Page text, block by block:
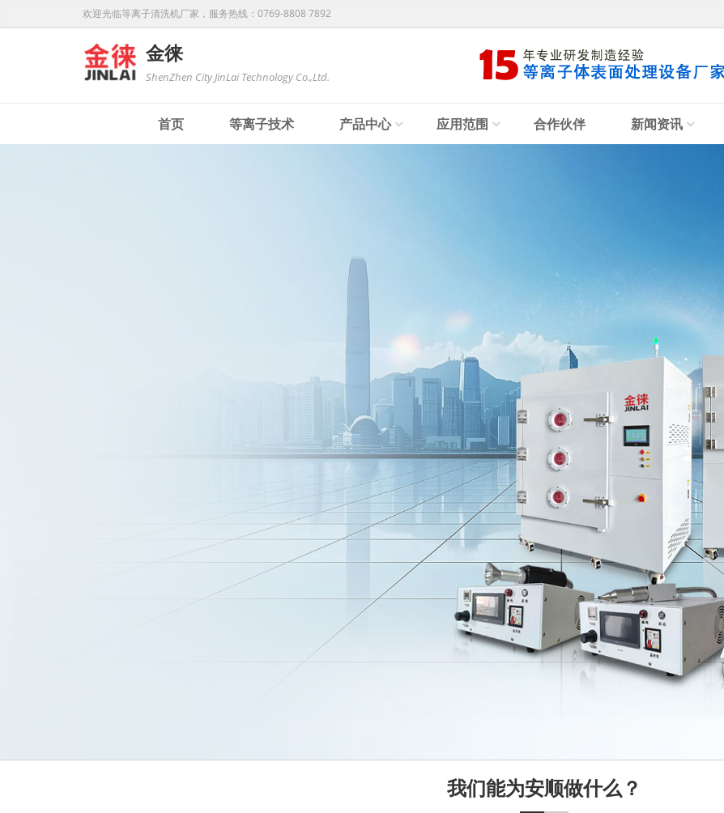
欢迎光临等离子清洗机厂家，服务热线：0769-8808 7892
金徕
ShenZhen City JinLai Technology Co.,Ltd.
首页 等离子技术 产品中心 应用范围 合作伙伴 新闻资讯
我们能为安顺做什么？